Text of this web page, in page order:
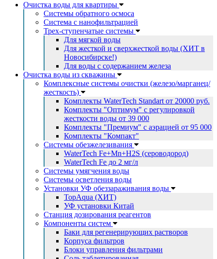
Очистка воды для квартиры
Системы обратного осмоса
Система с нанофильтрацией
Трех-ступенчатые системы
Для мягкой воды
Для жесткой и сверхжесткой воды (ХИТ в
Новосибирске!)
Для воды с содержанием железа
Очистка воды из скважины
Комплексные системы очистки (железо/марганец/
жесткость)
Комплекты WaterTech Standart от 20000 руб.
Комплекты "Оптимум" с регулировкой
жесткости воды от 39 000
Комплекты "Премиум" с аэрацией от 95 000
Комплекты "Компакт"
Системы обезжелезивания
WaterTech Fe+Mn+H2S (сероводород)
WaterTech Fe до 2 мг/л
Системы умягчения воды
Системы осветления воды
Установки УФ обеззараживания воды
TopAqua (ХИТ)
УФ установки Китай
Станция дозирования реагентов
Компоненты систем
Баки для регенерирующих растворов
Корпуса фильтров
Блоки управления фильтрами